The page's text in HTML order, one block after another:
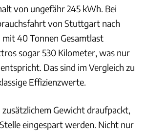
von ungefähr 245 kWh. Bei
von Stuttgart nach
40 Tonnen Gesamtlast
sogar 530 Kilometer, was nur
Das sind im Vergleich zu
Effizienzwerte.
Gewicht draufpackt,
eingespart werden. Nicht nur